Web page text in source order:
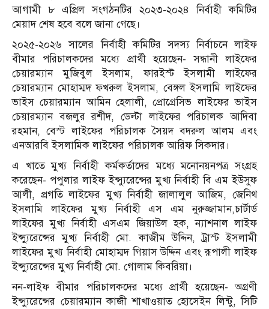
আগামী ৮ এপ্রিল সংগঠনটির ২০২৩-২০২৪ নির্বাহী কমিটির
মেয়াদ শেষ হবে বলে জানা গেছে।
২০২৫-২০২৬ সালের নির্বাহী কমিটির সদস্য নির্বাচনে লাইফ
বীমার পরিচালকদের মধ্যে প্রার্থী হয়েছেন- সন্ধানী লাইফের
চেয়ারম্যান মুজিবুল ইসলাম, ফারইস্ট ইসলামী লাইফের
চেয়ারম্যান মোহাম্মদ ফখরুল ইসলাম, বেঙ্গল ইসলামি লাইফের
ভাইস চেয়ারম্যান আমিন হেলালী, প্রোগ্রেসিভ লাইফের ভাইস
চেয়ারম্যান বজলুর রশীদ, ডেল্টা লাইফের পরিচালক আদিবা
রহমান, বেস্ট লাইফের পরিচালক সৈয়দ বদরুল আলম এবং
এনআরবি ইসলামিক লাইফের পরিচালক আরিফ সিকদার।
এ খাতে মুখ্য নির্বাহী কর্মকর্তাদের মধ্যে মনোনয়নপত্র সংগ্রহ
করেছেন- পপুলার লাইফ ইন্স্যুরেন্সের মুখ্য নির্বাহী বি এম ইউসুফ
আলী, প্রগতি লাইফের মুখ্য নির্বাহী জালালুল আজিম, জেনিথ
ইসলামি লাইফের মুখ্য নির্বাহী এস এম নুরুজ্জামান,চার্টার্ড
লাইফের মুখ্য নির্বাহী এসএম জিয়াউল হক, ন্যাশনাল লাইফ
ইন্স্যুরেন্সের মুখ্য নির্বাহী মো. কাজীম উদ্দিন, ট্রাস্ট ইসলামী
লাইফের মুখ্য নির্বাহী মোহাম্মদ গিয়াস উদ্দিন এবং রূপালী লাইফ
ইন্স্যুরেন্সের মুখ্য নির্বাহী মো. গোলাম কিবরিয়া।
নন-লাইফ বীমার পরিচালকদের মধ্যে প্রার্থী হয়েছেন- অগ্রণী
ইন্স্যুরেন্সের চেয়ারম্যান কাজী শাখাওয়াত হোসেইন লিন্টু, সিটি